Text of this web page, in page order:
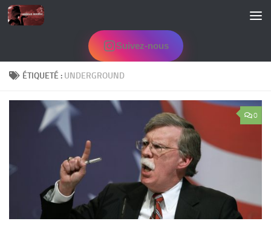
Skip to content
Suivez-nous
ÉTIQUETÉ : UNDERGROUND
0